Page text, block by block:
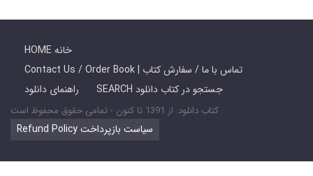
HOME خانه
Contact Us / Order Book | تماس با ما / سفارش کتاب
راهنمای دانلود
SEARCH جستجو در کتاب دانلود
کتاب دانلود: از 1391 تا کنون - تمامی حقوق محفوظ است
Refund Policy سیاست بازپرداخت